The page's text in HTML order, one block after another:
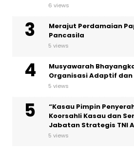
6 views
Merajut Perdamaian
Pancasila
5 views
Musyawarah
Organisasi Adaptif
5 views
“Kasau Pimpin
Koorsahli Kasau dan
Jabatan Strategis TNI
5 views